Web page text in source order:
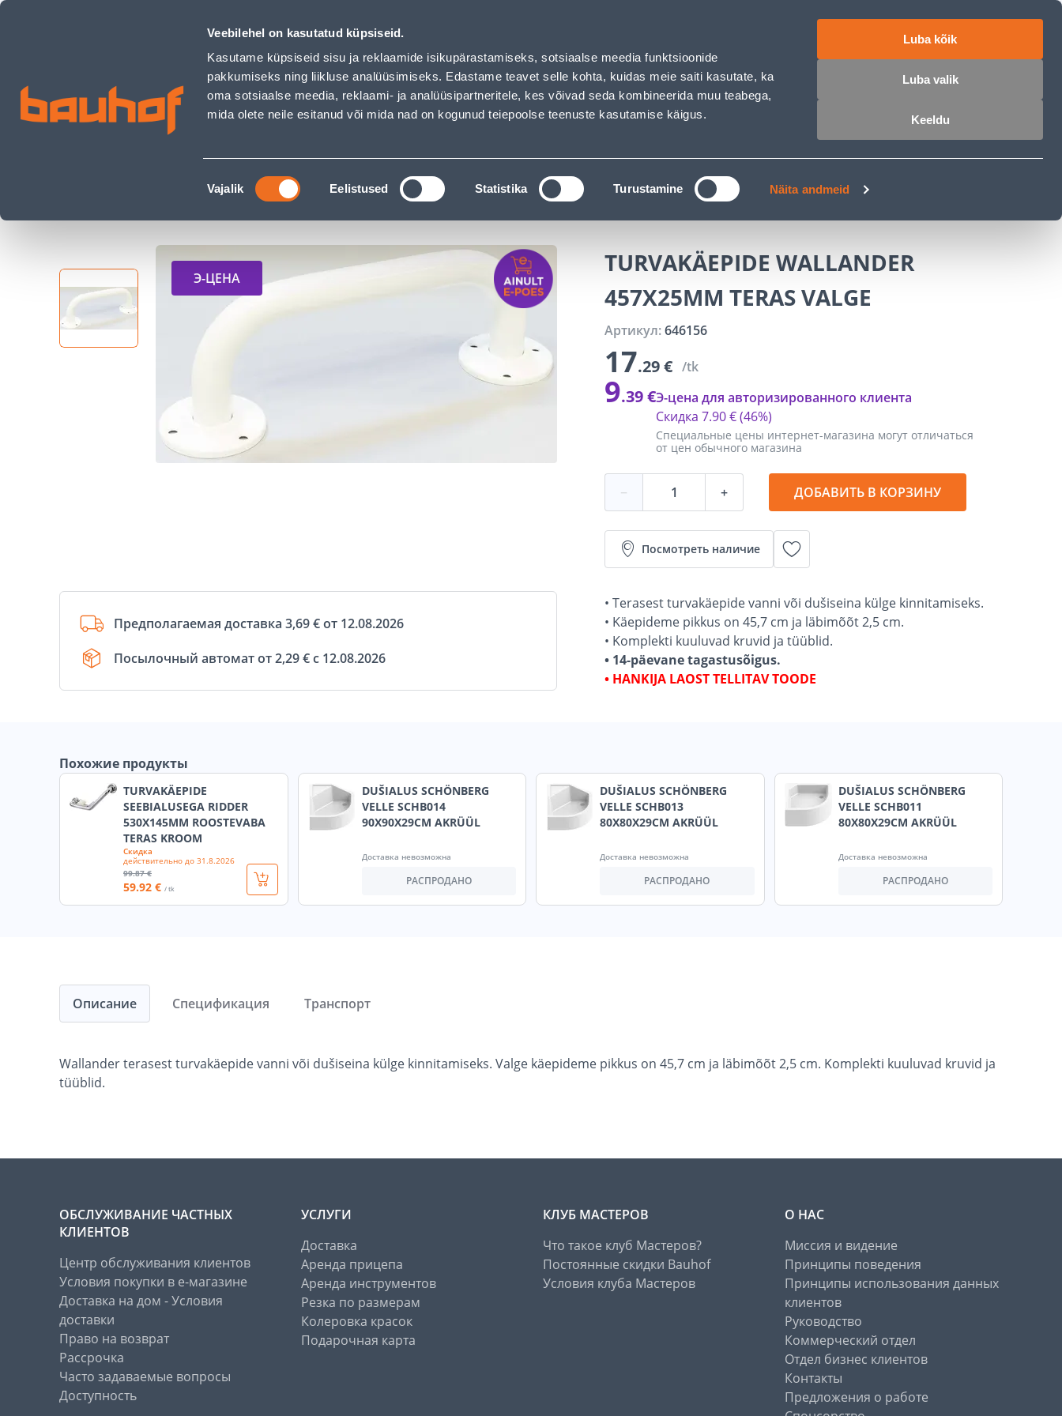
Veebilehel on kasutatud küpsiseid.
Kasutame küpsiseid sisu ja reklaamide isikupärastamiseks, sotsiaalse meedia funktsioonide
pakkumiseks ning liikluse analüüsimiseks. Edastame teavet selle kohta, kuidas meie saiti kasutate, ka
oma sotsiaalse meedia, reklaami- ja analüüsipartneritele, kes võivad seda kombineerida muu teabega,
mida olete neile esitanud või mida nad on kogunud teiepoolse teenuste kasutamise käigus.
Nõusoleku
valik
Vajalik Eelistused Statistika Turustamine Näita andmeid
Luba kõik
Luba valik
Keeldu
TURVAKÄEPIDE WALLANDER 457X25MM TERAS VALGE - Bauhof has loaded ETRUEN
ПОИСК Войти Корзина
ТОВАРЫ КЛУБ МАСТЕРОВ БЛОГИ
Строительный магазин Bauhof Сантехника и ванная комната Аксессуары для ванной
Запчасти и дополнительные аксессуары
TURVAKÄEPIDE WALLANDER 457X25MM TERAS VALGE
Э-ЦЕНА
Предполагаемая доставка 3,69 € от 12.08.2026
Посылочный автомат от 2,29 € с 12.08.2026
TURVAKÄEPIDE WALLANDER
457X25MM TERAS VALGE
Артикул:646156
17.29 € /tk
9.39 €
Специальные цены интернет-магазина могут отличаться
от цен обычного магазина
Скидка 7.90 €(46%)
Э-цена для авторизированного клиента
− + ДОБАВИТЬ В КОРЗИНУ
Посмотреть наличие
• Terasest turvakäepide vanni või dušiseina külge kinnitamiseks.
• Käepideme pikkus on 45,7 cm ja läbimõõt 2,5 cm.
• Komplekti kuuluvad kruvid ja tüüblid.
• 14-päevane tagastusõigus.
• HANKIJA LAOST TELLITAV TOODE
Похожие продукты
TURVAKÄEPIDE
SEEBIALUSEGA RIDDER
530X145MM ROOSTEVABA
TERAS KROOM
Скидка
действительно до 31.8.2026
99.87 €
59.92 € / tk
DUŠIALUS SCHÖNBERG
VELLE SCHB014
90X90X29CM AKRÜÜL
Доставка невозможна
РАСПРОДАНО
DUŠIALUS SCHÖNBERG
VELLE SCHB013
80X80X29CM AKRÜÜL
Доставка невозможна
РАСПРОДАНО
DUŠIALUS SCHÖNBERG
VELLE SCHB011
80X80X29CM AKRÜÜL
Доставка невозможна
РАСПРОДАНО
Описание
Wallander terasest turvakäepide vanni või dušiseina külge kinnitamiseks. Valge käepideme pikkus on 45,7 cm ja läbimõõt 2,5 cm. Komplekti kuuluvad kruvid ja
tüüblid.
Спецификация Транспорт
ОБСЛУЖИВАНИЕ ЧАСТНЫХ
КЛИЕНТОВ
Центр обслуживания клиентов
Условия покупки в е-магазине
Доставка на дом - Условия
доставки
Право на возврат
Рассрочка
Часто задаваемые вопросы
Доступность
УСЛУГИ
Доставка
Аренда прицепа
Аренда инструментов
Резка по размерам
Колеровка красок
Подарочная карта
КЛУБ МАСТЕРОВ
Что такое клуб Мастеров?
Постоянные скидки Bauhof
Условия клуба Мастеров
О НАС
Миссия и видение
Принципы поведения
Принципы использования данных
клиентов
Руководство
Коммерческий отдел
Отдел бизнес клиентов
Контакты
Предложения о работе